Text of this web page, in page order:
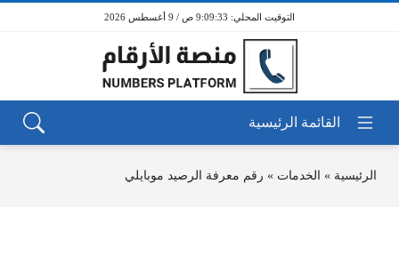
9:09:33 ص / 9 أغسطس 2026
الرئيسية » الخدمات » رقم معرفة الرصيد موبايلي